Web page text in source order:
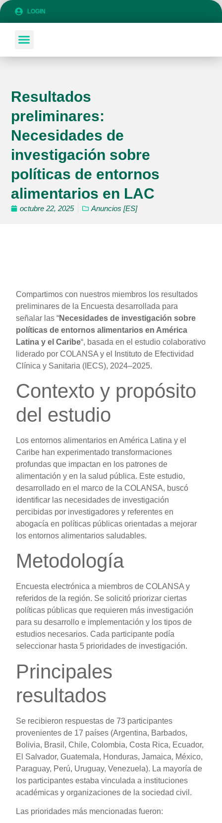
LOGIN
Resultados
preliminares:
Necesidades de
investigación sobre
políticas de entornos
alimentarios en LAC
octubre 22, 2025 Anuncios [ES]
Compartimos con nuestros miembros los resultados
preliminares de la Encuesta desarrollada para
señalar las “Necesidades de investigación sobre
políticas de entornos alimentarios en América
Latina y el Caribe“, basada en el estudio colaborativo
liderado por COLANSA y el Instituto de Efectividad
Clínica y Sanitaria (IECS), 2024–2025.
Contexto y propósito
del estudio
Los entornos alimentarios en América Latina y el
Caribe han experimentado transformaciones
profundas que impactan en los patrones de
alimentación y en la salud pública. Este estudio,
desarrollado en el marco de la COLANSA, buscó
identificar las necesidades de investigación
percibidas por investigadores y referentes en
abogacía en políticas públicas orientadas a mejorar
los entornos alimentarios saludables.
Metodología
Encuesta electrónica a miembros de COLANSA y
referidos de la región. Se solicitó priorizar ciertas
políticas públicas que requieren más investigación
para su desarrollo e implementación y los tipos de
estudios necesarios. Cada participante podía
seleccionar hasta 5 prioridades de investigación.
Principales
resultados
Se recibieron respuestas de 73 participantes
provenientes de 17 países (Argentina, Barbados,
Bolivia, Brasil, Chile, Colombia, Costa Rica, Ecuador,
El Salvador, Guatemala, Honduras, Jamaica, México,
Paraguay, Perú, Uruguay, Venezuela). La mayoría de
los participantes estaba vinculada a instituciones
académicas y organizaciones de la sociedad civil.
Las prioridades más mencionadas fueron: